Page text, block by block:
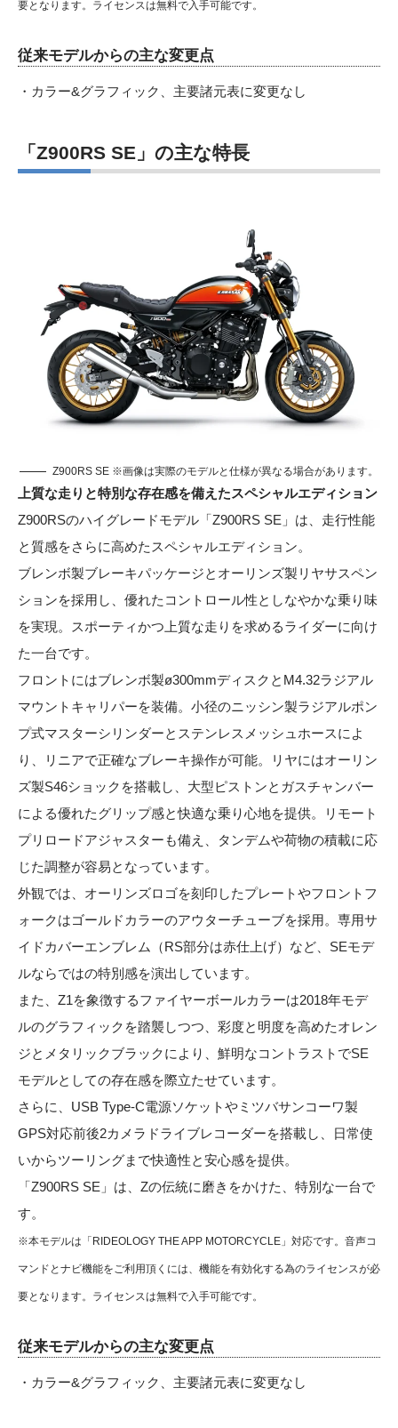
要となります。ライセンスは無料で入手可能です。
従来モデルからの主な変更点
・カラー&グラフィック、主要諸元表に変更なし
「Z900RS SE」の主な特長
Z900RS SE ※画像は実際のモデルと仕様が異なる場合があります。
上質な走りと特別な存在感を備えたスペシャルエディション
Z900RSのハイグレードモデル「Z900RS SE」は、走行性能
と質感をさらに高めたスペシャルエディション。
ブレンボ製ブレーキパッケージとオーリンズ製リヤサスペン
ションを採用し、優れたコントロール性としなやかな乗り味
を実現。スポーティかつ上質な走りを求めるライダーに向け
た一台です。
フロントにはブレンボ製ø300mmディスクとM4.32ラジアル
マウントキャリパーを装備。小径のニッシン製ラジアルポン
プ式マスターシリンダーとステンレスメッシュホースによ
り、リニアで正確なブレーキ操作が可能。リヤにはオーリン
ズ製S46ショックを搭載し、大型ピストンとガスチャンバー
による優れたグリップ感と快適な乗り心地を提供。リモート
プリロードアジャスターも備え、タンデムや荷物の積載に応
じた調整が容易となっています。
外観では、オーリンズロゴを刻印したプレートやフロントフ
ォークはゴールドカラーのアウターチューブを採用。専用サ
イドカバーエンブレム（RS部分は赤仕上げ）など、SEモデ
ルならではの特別感を演出しています。
また、Z1を象徴するファイヤーボールカラーは2018年モデ
ルのグラフィックを踏襲しつつ、彩度と明度を高めたオレン
ジとメタリックブラックにより、鮮明なコントラストでSE
モデルとしての存在感を際立たせています。
さらに、USB Type-C電源ソケットやミツバサンコーワ製
GPS対応前後2カメラドライブレコーダーを搭載し、日常使
いからツーリングまで快適性と安心感を提供。
「Z900RS SE」は、Zの伝統に磨きをかけた、特別な一台で
す。
※本モデルは「RIDEOLOGY THE APP MOTORCYCLE」対応です。音声コ
マンドとナビ機能をご利用頂くには、機能を有効化する為のライセンスが必
要となります。ライセンスは無料で入手可能です。
従来モデルからの主な変更点
・カラー&グラフィック、主要諸元表に変更なし